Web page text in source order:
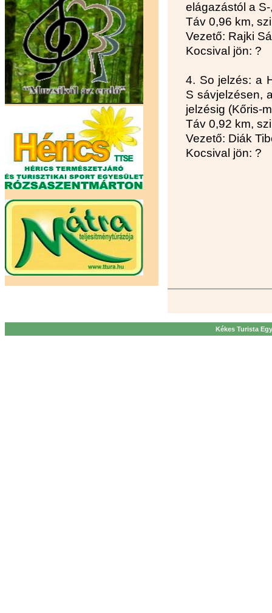
elágazástól a
Táv 0,96 km,
Vezető: Rajki
Kocsival jön: ?
4. So jelzés: a
S sávjelzésen,
jelzésig (Kőris-
Táv 0,92 km,
Vezető: Diák
Kocsival jön: ?
Kékes Turista